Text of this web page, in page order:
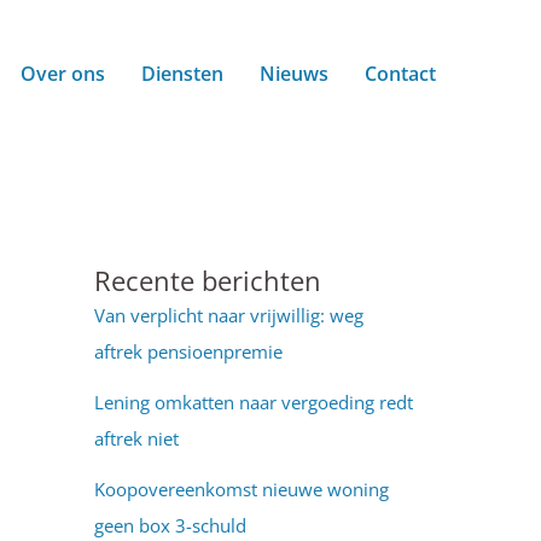
Over ons Diensten Nieuws Contact
Recente berichten
Van verplicht naar vrijwillig: weg
aftrek pensioenpremie
Lening omkatten naar vergoeding redt
aftrek niet
Koopovereenkomst nieuwe woning
geen box 3-schuld